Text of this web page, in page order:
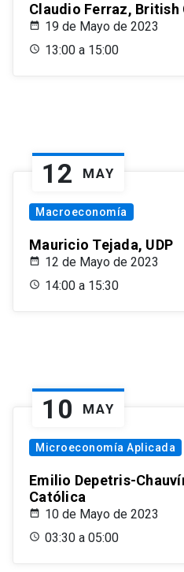
Claudio Ferraz, British
19 de Mayo de 2023
13:00 a 15:00
12 MAY
Macroeconomía
Mauricio Tejada, UDP
12 de Mayo de 2023
14:00 a 15:30
10 MAY
Microeconomía Aplicada
Emilio Depetris-
Católica
10 de Mayo de 2023
03:30 a 05:00